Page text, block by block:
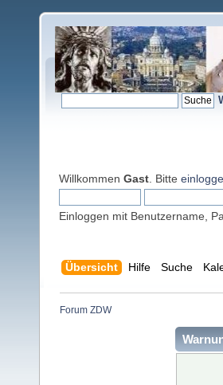
Willkommen Gast . Bitte
Einloggen mit Benutzername,
Übersicht Hilfe Suche
Forum ZDW